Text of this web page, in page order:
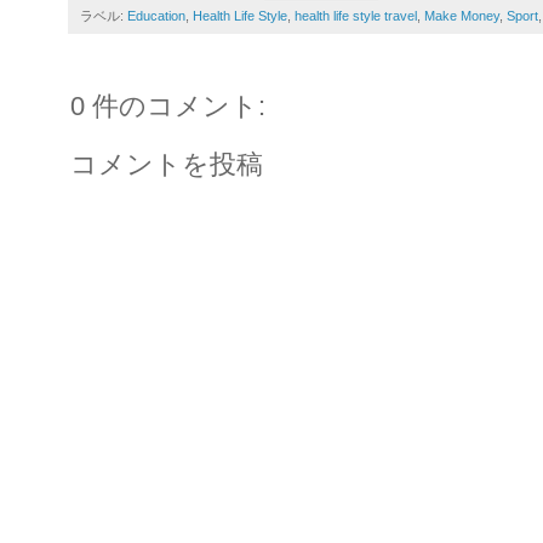
ラベル: Education Health Life Style health life style travel Make Money, Sport
0 件のコメント:
コメントを投稿